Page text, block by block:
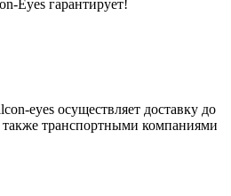
Eyes гарантирует!
eyes осуществляет доставку до
транспортными компаниями